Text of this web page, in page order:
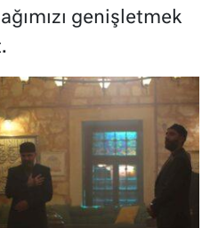
genişletmek